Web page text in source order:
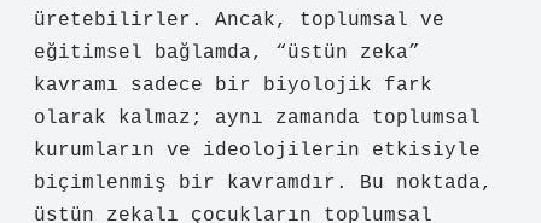
üretebilirler. Ancak, toplumsal ve
eğitimsel bağlamda, “üstün zeka”
kavramı sadece bir biyolojik fark
olarak kalmaz; aynı zamanda toplumsal
kurumların ve ideolojilerin etkisiyle
biçimlenmiş bir kavramdır. Bu noktada,
üstün zekalı çocukların toplumsal